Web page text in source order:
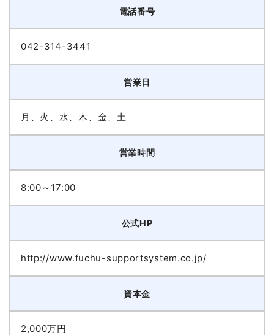
電話番号
042-314-3441
営業日
月、火、水、木、金、土
営業時間
8:00～17:00
公式HP
http://www.fuchu-supportsystem.co.jp/
資本金
2,000万円